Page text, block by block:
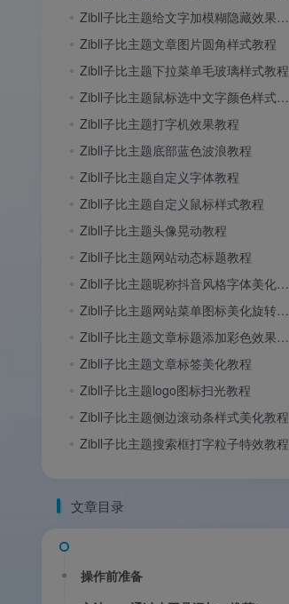
Zibll子比主题给文字加模糊隐藏效果教程
Zibll子比主题文章图片圆角样式教程
Zibll子比主题下拉菜单毛玻璃样式教程
Zibll子比主题鼠标选中文字颜色样式教程
Zibll子比主题打字机效果教程
Zibll子比主题底部蓝色波浪教程
Zibll子比主题自定义字体教程
Zibll子比主题自定义鼠标样式教程
Zibll子比主题头像晃动教程
Zibll子比主题网站动态标题教程
Zibll子比主题昵称抖音风格字体美化教程
Zibll子比主题网站菜单图标美化旋转教程
Zibll子比主题文章标题添加彩色效果教程
Zibll子比主题文章标签美化教程
Zibll子比主题logo图标扫光教程
Zibll子比主题侧边滚动条样式美化教程
Zibll子比主题搜索框打字粒子特效教程
文章目录
操作前准备